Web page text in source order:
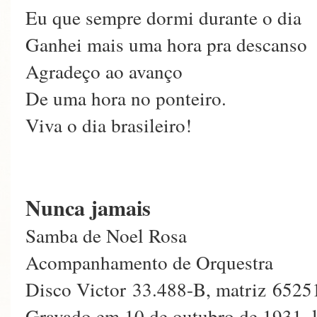
Eu que sempre dormi durante o dia
Ganhei mais uma hora pra descanso
Agradeço ao avanço
De uma hora no ponteiro.
Viva o dia brasileiro!
Nunca jamais
Samba de Noel Rosa
Acompanhamento de Orquestra
Disco Victor 33.488-B, matriz